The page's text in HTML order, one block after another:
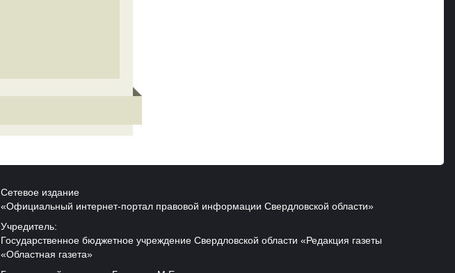
Сетевое издание
«Официальный интернет-портал правовой информации Свердловской области»
Учредитель:
Государственное бюджетное учреждение Свердловской области «Редакция газеты
«Областная газета»